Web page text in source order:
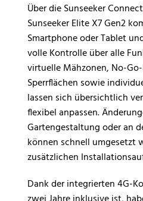
Über die Sunseeker
Sunseeker Elite X7 Gen2
Smartphone oder Tablet
volle Kontrolle über alle
virtuelle Mähzonen, No-
Sperrflächen sowie
lassen sich übersichtlich
flexibel anpassen.
Gartengestaltung oder an
können schnell umgesetzt
zusätzlichen
Dank der integrierten 4G-